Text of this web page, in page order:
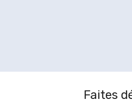
Faites